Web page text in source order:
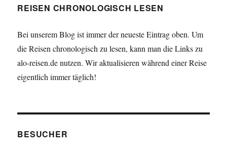
REISEN CHRONOLOGISCH LESEN
Bei unserem Blog ist immer der neueste Eintrag oben. Um
die Reisen chronologisch zu lesen, kann man die Links zu
alo-reisen.de nutzen. Wir aktualisieren während einer Reise
eigentlich immer täglich!
BESUCHER